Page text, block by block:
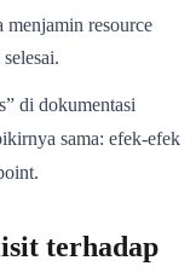
menjamin resource
di dokumentasi
sama: efek-efek
terhadap